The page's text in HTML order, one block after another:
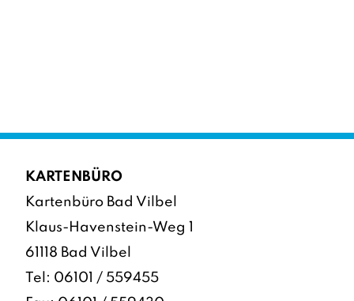
KARTENBÜRO
Kartenbüro Bad Vilbel
Klaus-Havenstein-Weg 1
61118 Bad Vilbel
Tel: 06101 / 559455